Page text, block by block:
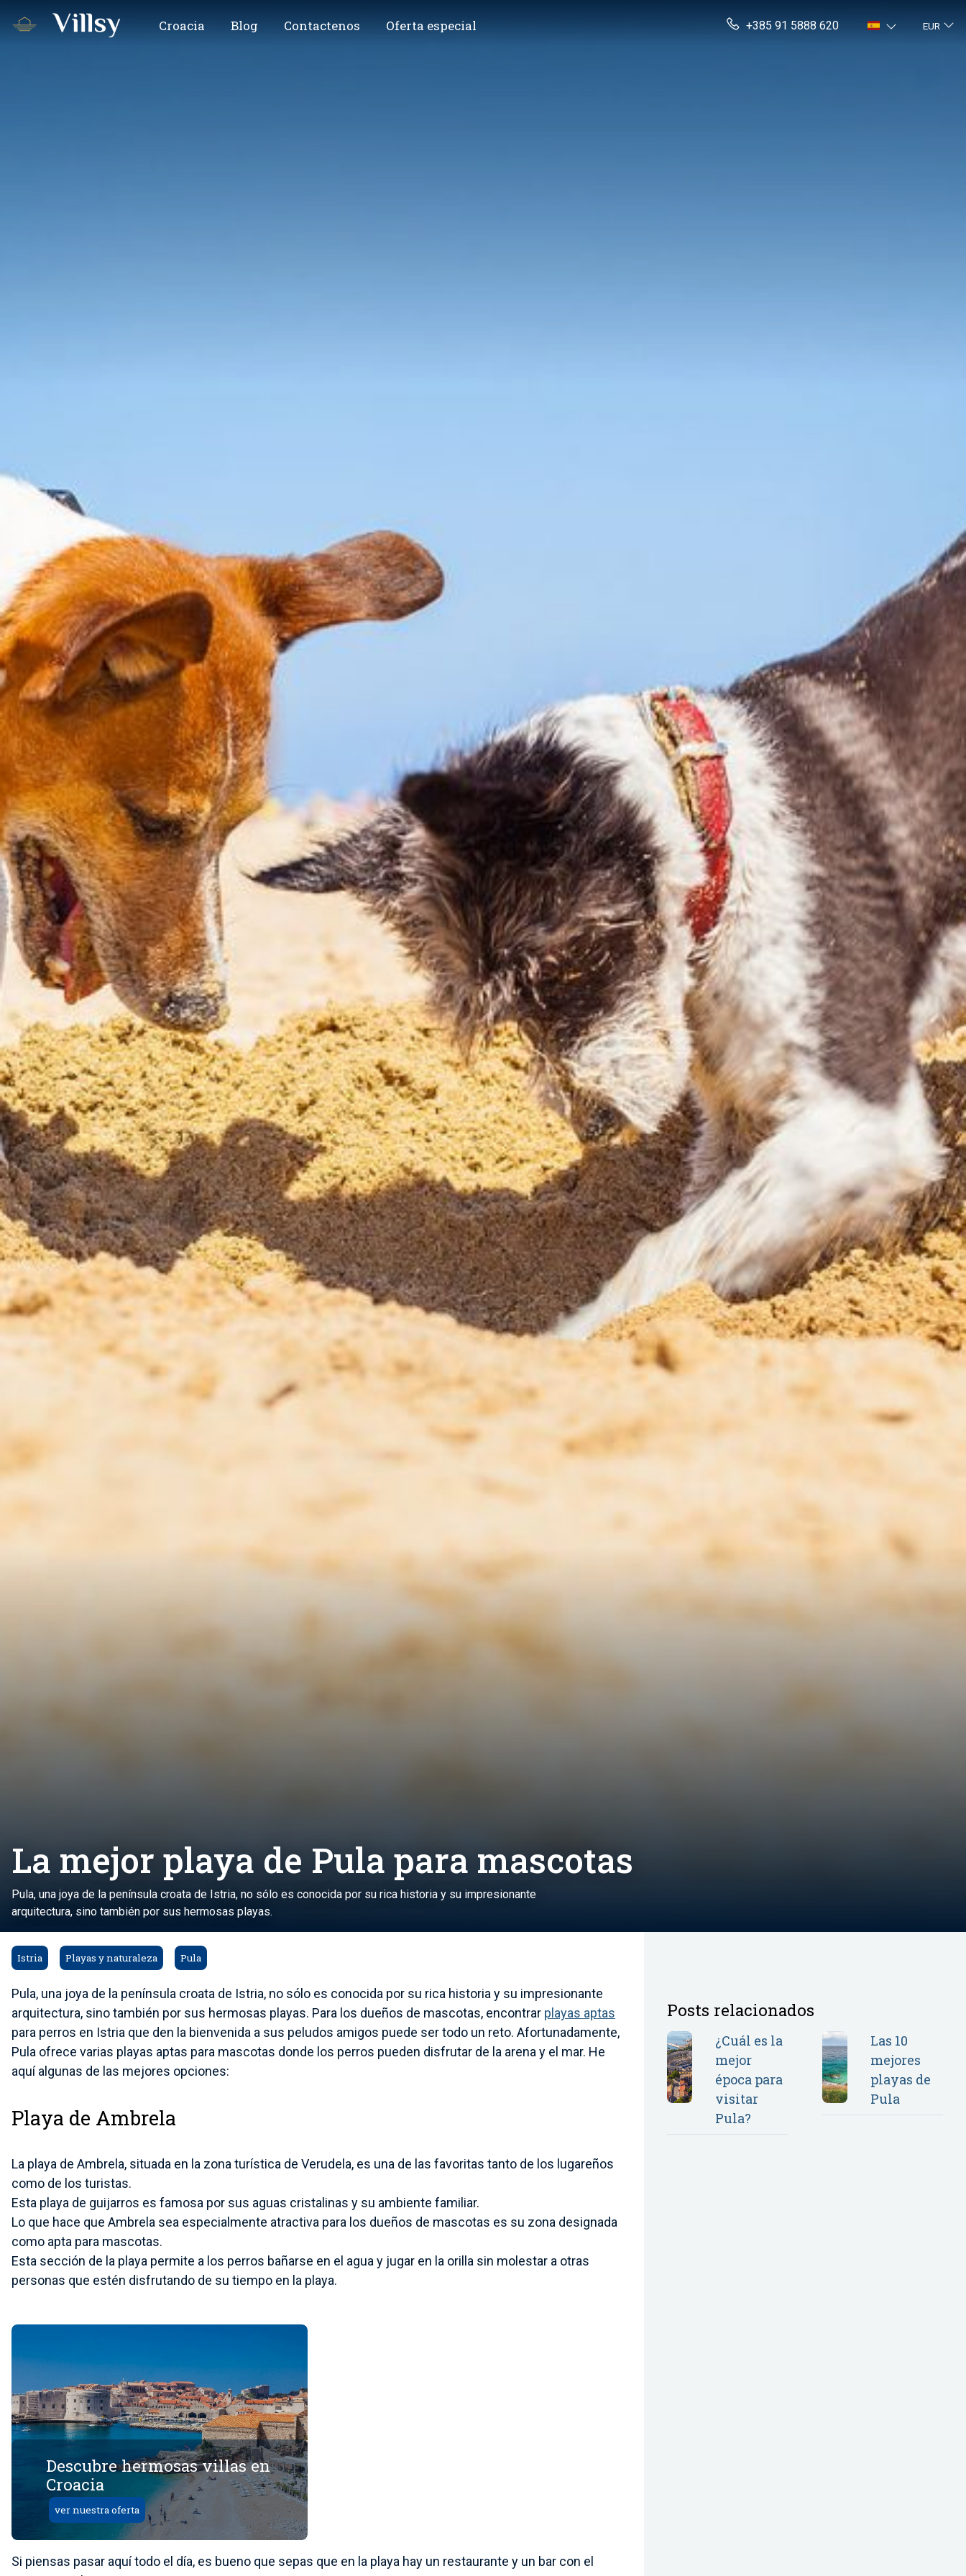
Croacia Blog Contactenos Oferta especial +385 91 5888 620 EUR
La mejor playa de Pula para mascotas
Pula, una joya de la península croata de Istria, no sólo es conocida por su rica historia y su impresionante
arquitectura, sino también por sus hermosas playas.
Istria Playas y naturaleza Pula
Pula, una joya de la península croata de Istria, no sólo es conocida por su rica historia y su impresionante
arquitectura, sino también por sus hermosas playas. Para los dueños de mascotas, encontrar playas aptas
para perros en Istria que den la bienvenida a sus peludos amigos puede ser todo un reto. Afortunadamente,
Pula ofrece varias playas aptas para mascotas donde los perros pueden disfrutar de la arena y el mar. He
aquí algunas de las mejores opciones:
Playa de Ambrela
La playa de Ambrela, situada en la zona turística de Verudela, es una de las favoritas tanto de los lugareños
como de los turistas.
Esta playa de guijarros es famosa por sus aguas cristalinas y su ambiente familiar.
Lo que hace que Ambrela sea especialmente atractiva para los dueños de mascotas es su zona designada
como apta para mascotas.
Esta sección de la playa permite a los perros bañarse en el agua y jugar en la orilla sin molestar a otras
personas que estén disfrutando de su tiempo en la playa.
Descubre hermosas villas en
Croacia
ver nuestra oferta
Si piensas pasar aquí todo el día, es bueno que sepas que en la playa hay un restaurante y un bar con el
Posts relacionados
¿Cuál es la
mejor
época para
visitar
Pula?
Las 10
mejores
playas de
Pula